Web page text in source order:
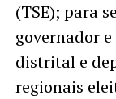
(TSE); para
governador
distrital e
regionais